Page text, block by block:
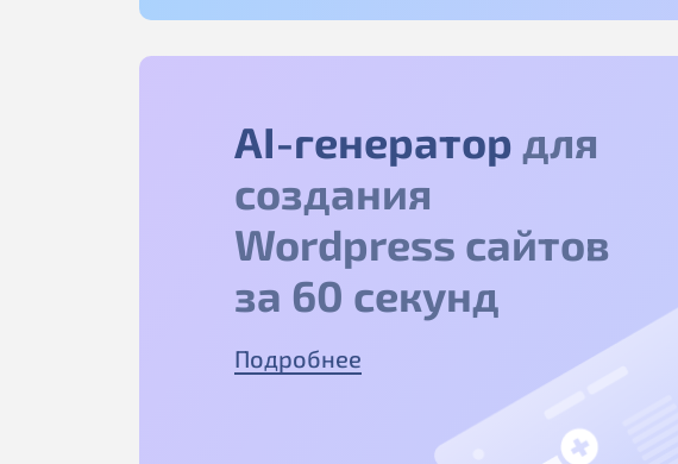
AI-генератор для
создания
Wordpress сайтов
за 60 секунд
Подробнее